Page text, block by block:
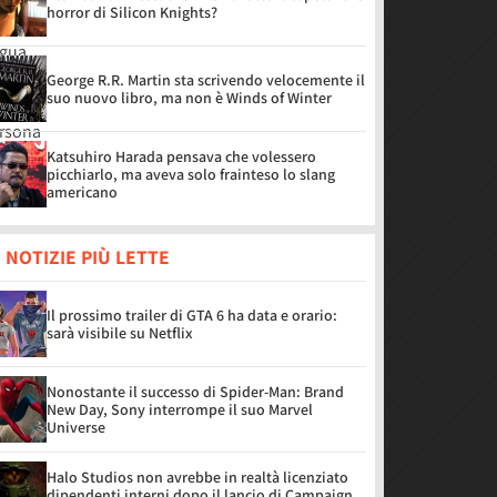
horror di Silicon Knights?
George R.R. Martin sta scrivendo velocemente il
suo nuovo libro, ma non è Winds of Winter
Katsuhiro Harada pensava che volessero
picchiarlo, ma aveva solo frainteso lo slang
americano
NOTIZIE PIÙ LETTE
Il prossimo trailer di GTA 6 ha data e orario:
sarà visibile su Netflix
Nonostante il successo di Spider-Man: Brand
New Day, Sony interrompe il suo Marvel
Universe
Halo Studios non avrebbe in realtà licenziato